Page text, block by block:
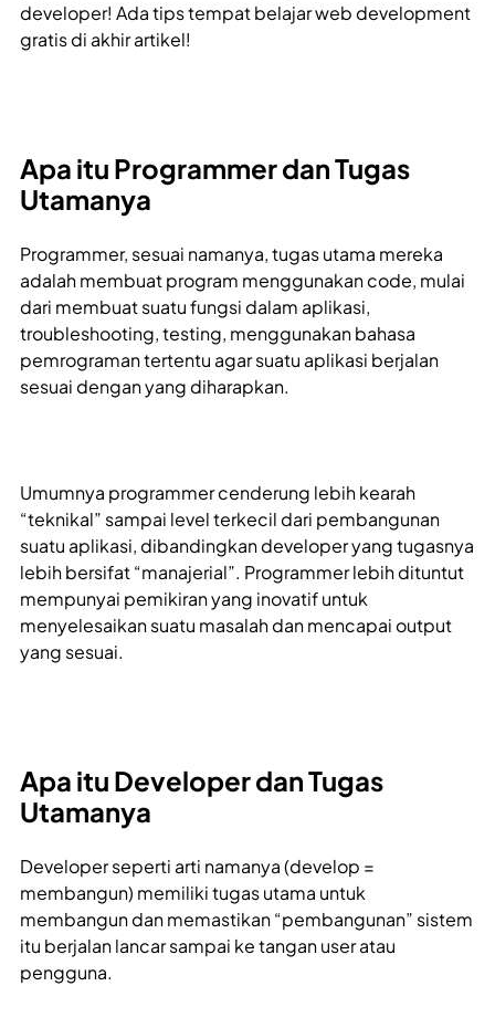
developer! Ada tips tempat belajar web development
gratis di akhir artikel!
Apa itu Programmer dan Tugas
Utamanya
Programmer, sesuai namanya, tugas utama mereka
adalah membuat program menggunakan code, mulai
dari membuat suatu fungsi dalam aplikasi,
troubleshooting, testing, menggunakan bahasa
pemrograman tertentu agar suatu aplikasi berjalan
sesuai dengan yang diharapkan.
Umumnya programmer cenderung lebih kearah
“teknikal” sampai level terkecil dari pembangunan
suatu aplikasi, dibandingkan developer yang tugasnya
lebih bersifat “manajerial”. Programmer lebih dituntut
mempunyai pemikiran yang inovatif untuk
menyelesaikan suatu masalah dan mencapai output
yang sesuai.
Apa itu Developer dan Tugas
Utamanya
Developer seperti arti namanya (develop =
membangun) memiliki tugas utama untuk
membangun dan memastikan “pembangunan” sistem
itu berjalan lancar sampai ke tangan user atau
pengguna.